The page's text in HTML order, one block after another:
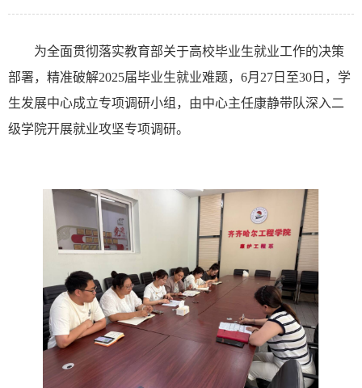
为全面贯彻落实教育部关于高校毕业生就业工作的决策
部署，精准破解2025届毕业生就业难题，6月27日至30日，学
生发展中心成立专项调研小组，由中心主任康静带队深入二
级学院开展就业攻坚专项调研。